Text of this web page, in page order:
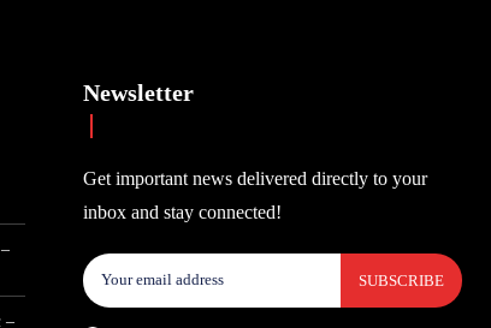
–
Newsletter
Get important news delivered directly to your
inbox and stay connected!
SUBSCRIBE